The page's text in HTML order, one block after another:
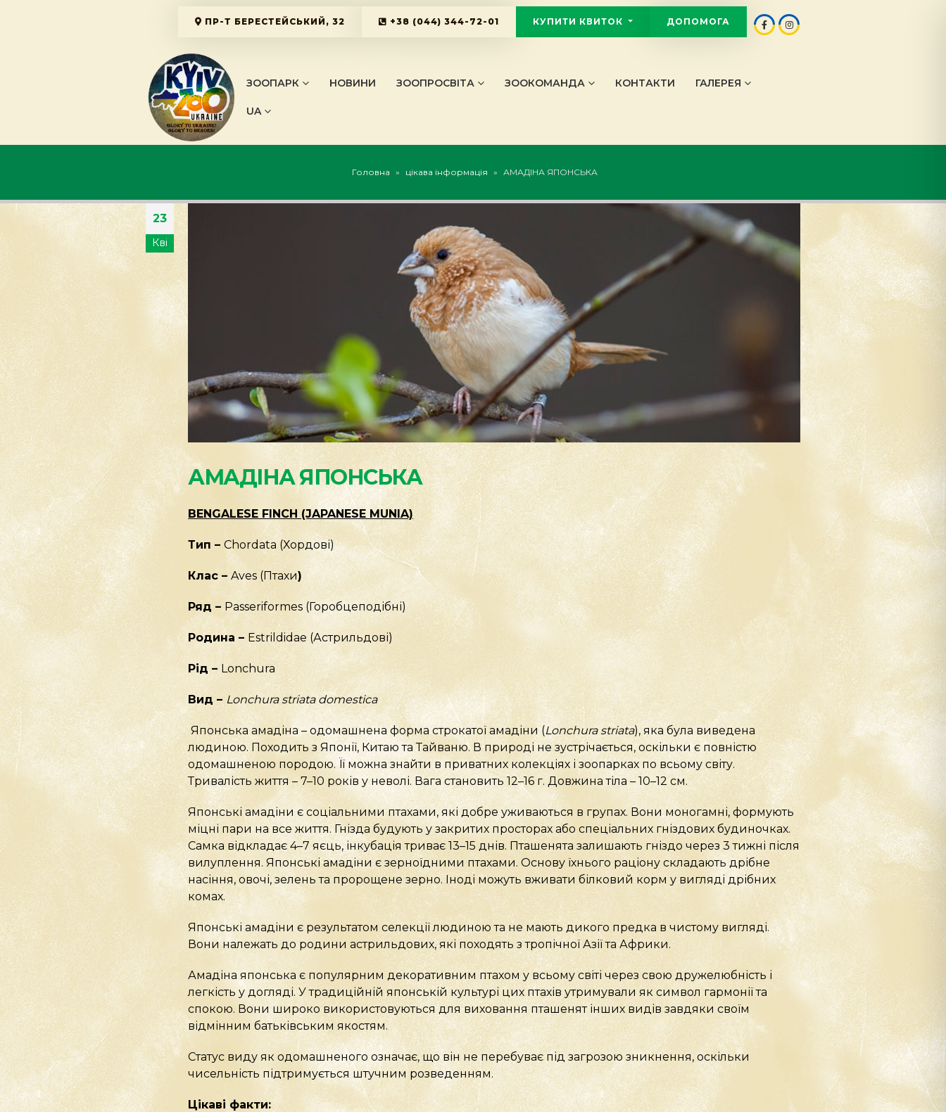
ПР-Т БЕРЕСТЕЙСЬКИЙ, 32 +38 (044) 344-72-01 КУПИТИ КВИТОК ДОПОМОГА
ЗООПАРК НОВИНИ ЗООПРОСВІТА ЗООКОМАНДА КОНТАКТИ ГАЛЕРЕЯ
UA
Головна » цікава інформація » АМАДІНА ЯПОНСЬКА
23
Кві
АМАДІНА ЯПОНСЬКА
BENGALESE FINCH (JAPANESE MUNIA)
Тип – Chordata (Хордові)
Клас – Aves (Птахи)
Ряд – Passeriformes (Горобцеподібні)
Родина – Estrildidae (Астрильдові)
Рід – Lonchura
Вид – Lonchura striata domestica
Японська амадіна – одомашнена форма строкатої амадіни (Lonchura striata), яка була виведена
людиною. Походить з Японії, Китаю та Тайваню. В природі не зустрічається, оскільки є повністю
одомашненою породою. Її можна знайти в приватних колекціях і зоопарках по всьому світу.
Тривалість життя – 7–10 років у неволі. Вага становить 12–16 г. Довжина тіла – 10–12 см.
Японські амадіни є соціальними птахами, які добре уживаються в групах. Вони моногамні, формують
міцні пари на все життя. Гнізда будують у закритих просторах або спеціальних гніздових будиночках.
Самка відкладає 4–7 яєць, інкубація триває 13–15 днів. Пташенята залишають гніздо через 3 тижні після
вилуплення. Японські амадіни є зерноїдними птахами. Основу їхнього раціону складають дрібне
насіння, овочі, зелень та пророщене зерно. Іноді можуть вживати білковий корм у вигляді дрібних
комах.
Японські амадіни є результатом селекції людиною та не мають дикого предка в чистому вигляді.
Вони належать до родини астрильдових, які походять з тропічної Азії та Африки.
Амадіна японська є популярним декоративним птахом у всьому світі через свою дружелюбність і
легкість у догляді. У традиційній японській культурі цих птахів утримували як символ гармонії та
спокою. Вони широко використовуються для виховання пташенят інших видів завдяки своїм
відмінним батьківським якостям.
Статус виду як одомашненого означає, що він не перебуває під загрозою зникнення, оскільки
чисельність підтримується штучним розведенням.
Цікаві факти: